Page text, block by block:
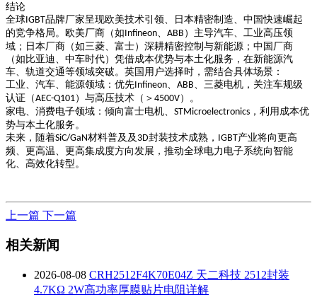
结论
全球IGBT品牌厂家呈现欧美技术引领、日本精密制造、中国快速崛起
的竞争格局。欧美厂商（如Infineon ABB ）主导汽车、工业高压领
域；日本厂商（如三菱、富士）深耕精密控制与新能源；中国厂商
（如比亚迪、中车时代）凭借成本优势与本土化服务，在新能源汽
车、轨道交通等领域突破。英国用户选择时，需结合具体场景：
工业、汽车、能源领域 ：优先Infineon ABB 、三菱电机，关注车规级
认证（AEC-Q101）与高压技术（＞ 4500V）。
家电、消费电子领域 ：倾向富士电机、 STMicroelectronics ，利用成本优
势与本土化服务。
未来，随着SiC/GaN材料普及及 3D封装技术成熟， IGBT产业将向更高
频、更高温、更高集成度方向发展，推动全球电力电子系统向智能
化、高效化转型。
上一篇 下一篇
相关新闻
2026-08-08 CRH2512F4K70E04Z 天二科技 2512封装
4.7KΩ 2W高功率厚膜贴片电阻详解